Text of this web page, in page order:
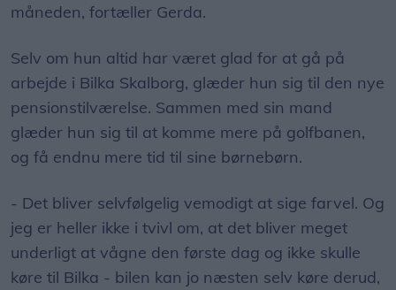
måneden, fortæller Gerda.
Selv om hun altid har været glad for at gå på
arbejde i Bilka Skalborg, glæder hun sig til den nye
pensionstilværelse. Sammen med sin mand
glæder hun sig til at komme mere på golfbanen,
og få endnu mere tid til sine børnebørn.
- Det bliver selvfølgelig vemodigt at sige farvel. Og
jeg er heller ikke i tvivl om, at det bliver meget
underligt at vågne den første dag og ikke skulle
køre til Bilka - bilen kan jo næsten selv køre derud,